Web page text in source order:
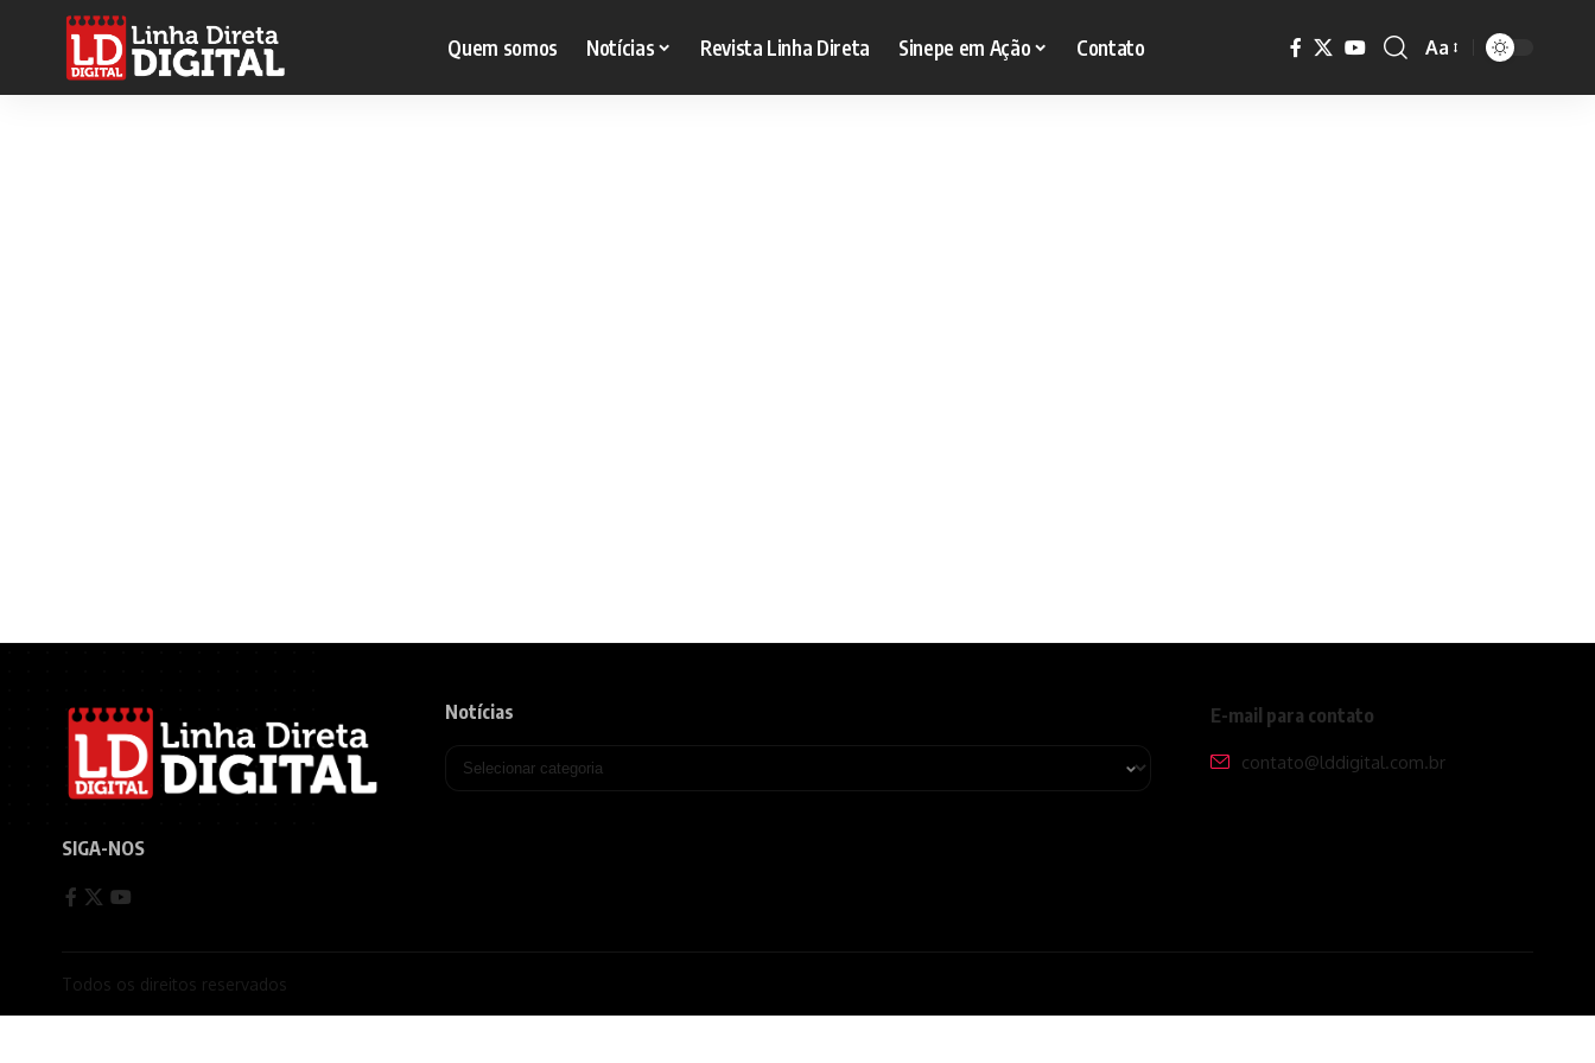
Quem somos Notícias Revista Linha Direta Sinepe em Ação Contato Aa
SIGA-NOS
Notícias E-mail para contato
contato@lddigital.com.br
Todos os direitos reservados